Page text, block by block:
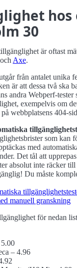
hos
30
är oftast
och Axe.
från antalet unika
är att dessa två ska
andra Webperf-tester
exempelvis om
webbplatsens 404-
som kan
med
Det tål att
absolut inte räcker
Du måste
manuell granskning
för nedan
– 4.96